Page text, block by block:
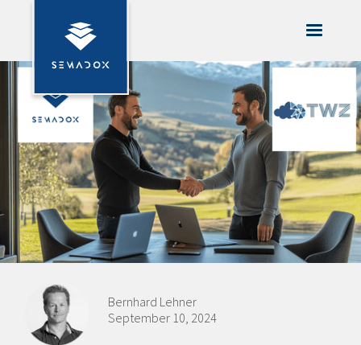
Bernhard Lehner
September 10, 2024